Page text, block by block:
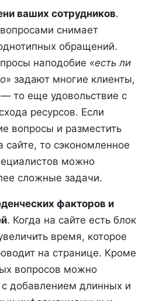
ваших сотрудников.
снимает
обращений.
наподобие «есть ли
» задают многие клиенты,
— то еще удовольствие с
ресурсов. Если
вопросы и разместить
сайте, то сэкономленное
можно
сложные задачи.
факторов и
. Когда на сайте есть блок
время, которое
на странице. Кроме
вопросов можно
с добавлением длинных и